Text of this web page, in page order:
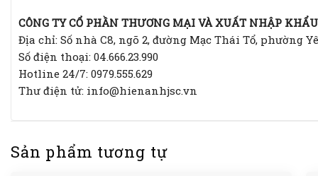
CÔNG TY CỔ PHẦN THƯƠNG MẠI VÀ XUẤT NHẬP
Địa chỉ: Số nhà C8, ngõ 2, đường Mạc Thái Tổ, phường
Số điện thoại: 04.666.23.990
Hotline 24/7: 0979.555.629
Thư điện tử: info@hienanhjsc.vn
Sản phẩm tương tự